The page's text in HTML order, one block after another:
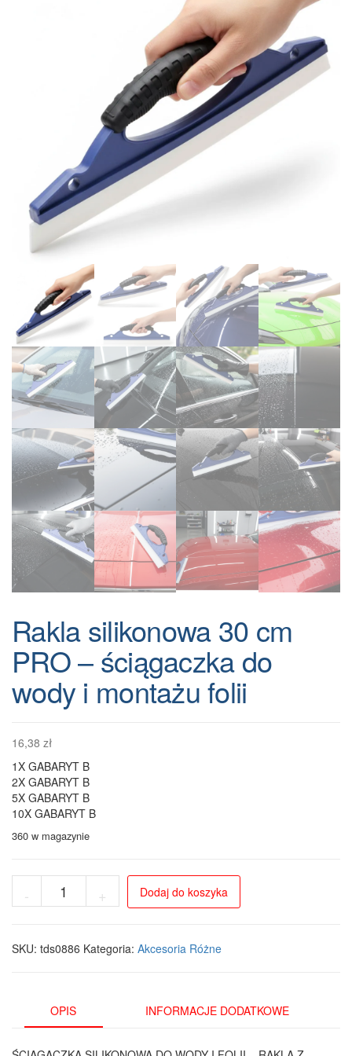
Rakla silikonowa 30 cm
PRO – ściągaczka do
wody i montażu folii
16,38 zł
1X GABARYT B
2X GABARYT B
5X GABARYT B
10X GABARYT B
360 w magazynie
-
Rakla
cm
do
wody
+ Dodaj do koszyka
SKU: tds0886 Kategoria: Akcesoria Różne
OPIS INFORMACJE DODATKOWE